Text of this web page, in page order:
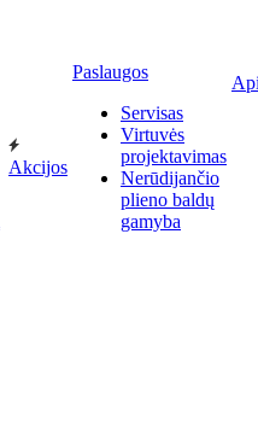
Akcijos
Paslaugos
Servisas
Virtuvės
projektavimas
Nerūdijančio
plieno baldų
gamyba